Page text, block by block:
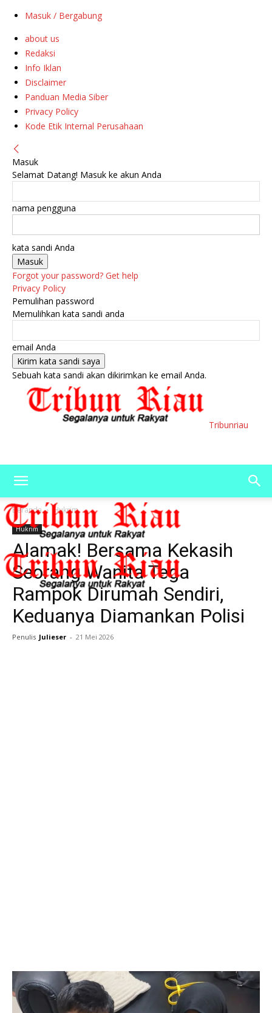
Masuk / Bergabung
about us
Redaksi
Info Iklan
Disclaimer
Panduan Media Siber
Privacy Policy
Kode Etik Internal Perusahaan
Masuk
Selamat Datang! Masuk ke akun Anda
nama pengguna
kata sandi Anda
Forgot your password? Get help
Privacy Policy
Pemulihan password
Memulihkan kata sandi anda
email Anda
Sebuah kata sandi akan dikirimkan ke email Anda.
Tribunriau
Beranda Hukrim
Hukrim
Alamak! Bersama Kekasih
Seorang Wanita Tega
Rampok Dirumah Sendiri,
Keduanya Diamankan Polisi
Penulis Julieser - 21 Mei 2026